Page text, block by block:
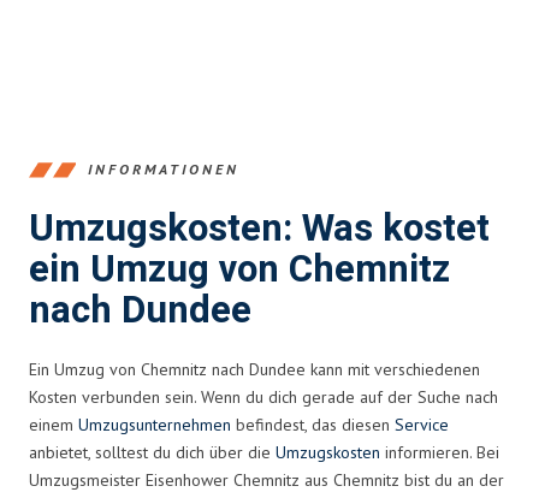
INFORMATIONEN
Umzugskosten: Was kostet
ein Umzug von Chemnitz
nach Dundee
Ein Umzug von Chemnitz nach Dundee kann mit verschiedenen
Kosten verbunden sein. Wenn du dich gerade auf der Suche nach
einem Umzugsunternehmen befindest, das diesen Service
anbietet, solltest du dich über die Umzugskosten informieren. Bei
Umzugsmeister Eisenhower Chemnitz aus Chemnitz bist du an der